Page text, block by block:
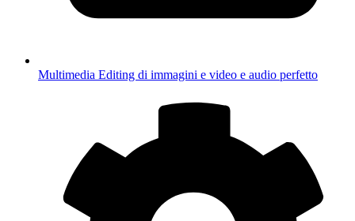
Multimedia Editing di immagini e video e audio perfetto